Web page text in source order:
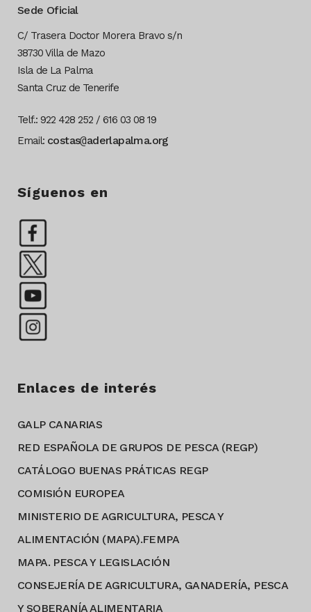
Sede Oficial
C/ Trasera Doctor Morera Bravo s/n
38730 Villa de Mazo
Isla de La Palma
Santa Cruz de Tenerife
Telf.: 922 428 252 / 616 03 08 19
Email: costas@aderlapalma.org
Síguenos en
Enlaces de interés
GALP CANARIAS
RED ESPAÑOLA DE GRUPOS DE PESCA (REGP)
CATÁLOGO BUENAS PRÁTICAS REGP
COMISIÓN EUROPEA
MINISTERIO DE AGRICULTURA, PESCA Y
ALIMENTACIÓN (MAPA).FEMPA
MAPA. PESCA Y LEGISLACIÓN
CONSEJERÍA DE AGRICULTURA, GANADERÍA, PESCA
Y SOBERANÍA ALIMENTARIA